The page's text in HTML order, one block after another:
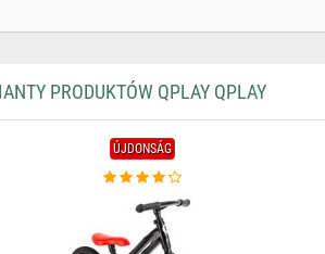
PRODUKTÓW QPLAY QPLAY
ÚJDONSÁG